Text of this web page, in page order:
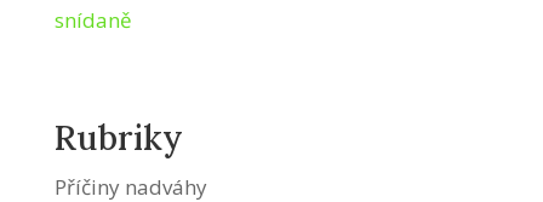
snídaně
Rubriky
Příčiny nadváhy